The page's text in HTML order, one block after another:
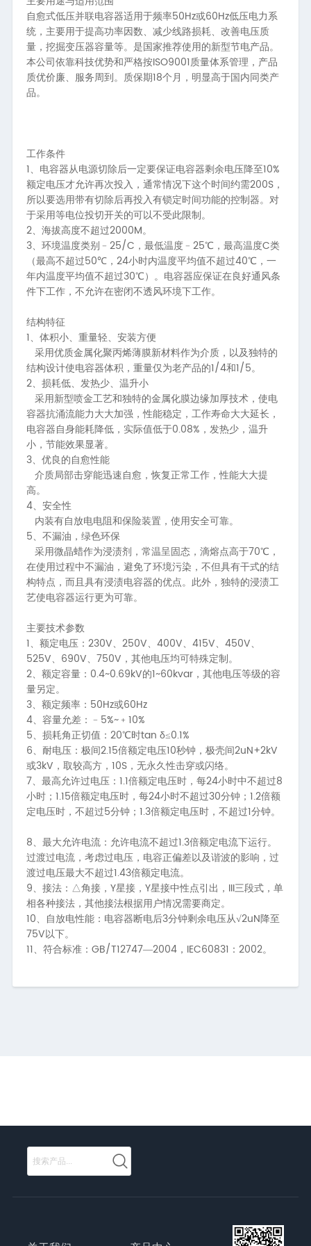
自愈式低压并联电容器适用于频率50Hz或60Hz低压电力系
统，主要用于提高功率因数、减少线路损耗、改善电压质
量，挖掘变压器容量等。是国家推荐使用的新型节电产品。
本公司依靠科技优势和严格按ISO9001 质量体系管理，产品
质优价廉、服务周到。质保期18个月，明显高于国内同类产
品。
工作条件
1、 电容器从电源切除后一定要保证电容器剩余电压降至10%
额定电压才允许再次投入，通常情况下这个时间约需200S，
所以要选用带有切除后再投入有锁定时间功能的控制器。对
于采用等电位投切开关的可以不受此限制。
2、 海拔高度不超过2000M 。
3、 环境温度类别﹣ 25/C ，最低温度﹣ 25℃，最高温度C类
（最高不超过50℃， 24小时内温度平均值不超过40℃，一
年内温度平均值不超过30℃）。电容器应保证在良好通风条
件下工作，不允许在密闭不透风环境下工作。
结构特征
1、
体积小、重量轻、安装方便
采用优质金属化聚丙烯薄膜新材料作为介质，以及独特的
结构设计使电容器体积，重量仅为老产品的1/4和1/5 。
2、
损耗低、发热少、温升小
采用新型喷金工艺和独特的金属化膜边缘加厚技术，使电
容器抗涌流能力大大加强，性能稳定，工作寿命大大延长，
电容器自身能耗降低，实际值低于0.08% ，发热少，温升
小，节能效果显著。
3、
优良的自愈性能
介质局部击穿能迅速自愈，恢复正常工作，性能大大提
高。
4、
安全性
内装有自放电电阻和保险装置，使用安全可靠。
5、
不漏油，绿色环保
采用微晶蜡作为浸渍剂，常温呈固态，滴熔点高于70℃，
在使用过程中不漏油，避免了环境污染，不但具有干式的结
构特点，而且具有浸渍电容器的优点。此外，独特的浸渍工
艺使电容器运行更为可靠。
主要技术参数
1、 额定电压： 230V 250V 400V 415V 450V
525V 690V 750V ，其他电压均可特殊定制。
2、 额定容量： 0.4~0.69kV的1~60kvar，其他电压等级的容
量另定。
3、 额定频率： 50Hz或60Hz
4、
容量允差：﹣ 5%~﹢ 10%
5、
损耗角正切值： 20℃时tan δ≤0.1%
6、
耐电压：极间2.15倍额定电压10秒钟，极壳间2uN+2kV
或3kV ，取较高方， 10S，无永久性击穿或闪络。
7、 最高允许过电压： 1.1倍额定电压时，每24小时中不超过8
小时； 1.15倍额定电压时，每24小时不超过30分钟； 1.2倍额
定电压时，不超过5分钟； 1.3倍额定电压时，不超过1分钟。
8、 最大允许电流：允许电流不超过1.3倍额定电流下运行。
过渡过电流，考虑过电压，电容正偏差以及谐波的影响，过
渡过电压最大不超过1.43倍额定电流。
9、 接法：△角接， Y星接， Y星接中性点引出， III三段式，单
相各种接法，其他接法根据用户情况需要商定。
10、 自放电性能：电容器断电后3分钟剩余电压从√2uN 降至
75V 以下。
11、 符合标准： GB/T12747—2004， IEC60831 ： 2002。